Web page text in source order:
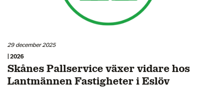
29 december 2025
| 2026
Skånes Pallservice växer vidare hos
Lantmännen Fastigheter i Eslöv